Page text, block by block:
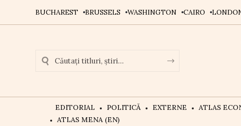
BUCHAREST BRUSSELS WASHINGTON CAIRO
EDITORIAL POLITICĂ EXTERNE ATLAS
ATLAS MENA (EN)